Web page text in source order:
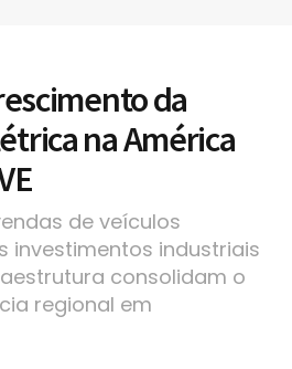
da
na América
de veículos
investimentos industriais
consolidam o
regional em